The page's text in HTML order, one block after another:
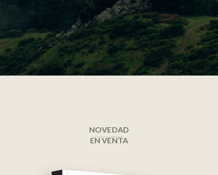
NOVEDAD
EN VENTA